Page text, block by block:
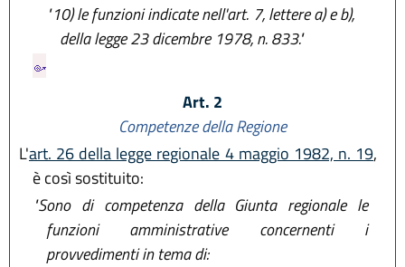
"10)le funzioni indicate nell'art. 7, lettere a) e b),
della legge 23 dicembre 1978, n. 833."
Art. 2
Competenze della Regione
L'art. 26 della legge regionale 4 maggio 1982, n. 19,
è così sostituito:
"Sono di competenza della Giunta regionale le
funzioni amministrative concernenti i
provvedimenti in tema di: